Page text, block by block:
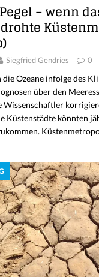
– wenn
Siegfried Gendries 0
Ozeane infolge des
über den
Wissenschaftler
Küstenstädte könnten